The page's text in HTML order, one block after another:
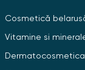
Cosmetică
Vitamine si
Dermatocosmetica